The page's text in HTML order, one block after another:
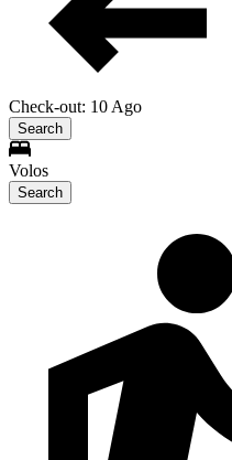
Check-out: 10 Ago
Search
Volos
Search